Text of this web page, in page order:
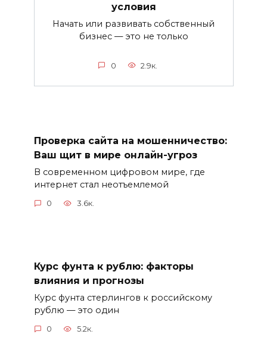
условия
Начать или развивать собственный
бизнес — это не только
0 2.9к.
Проверка сайта на мошенничество:
Ваш щит в мире онлайн-угроз
В современном цифровом мире, где
интернет стал неотъемлемой
0 3.6к.
Курс фунта к рублю: факторы
влияния и прогнозы
Курс фунта стерлингов к российскому
рублю — это один
0 5.2к.